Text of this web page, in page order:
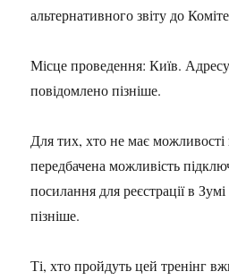
альтернативного звіту до
Місце проведення: Київ.
повідомлено пізніше.
Для тих, хто не має можливості
передбачена можливість
посилання для реєстрації в
пізніше.
Ті, хто пройдуть цей тренінг